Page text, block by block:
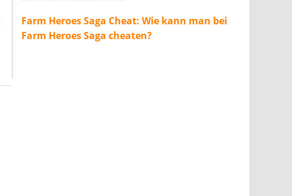
Farm Heroes Saga Cheat: Wie kann man bei
Farm Heroes Saga cheaten?